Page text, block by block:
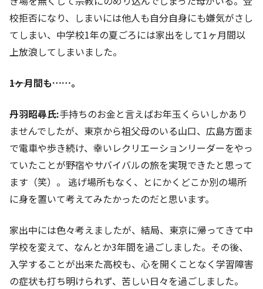
校拒否になり、しまいには他人も自分自身にも嫌気がさし
てしまい、中学校1年の夏ごろには家出をして1ヶ月間以
上放浪してしまいました。
――1ヶ月間も……。
丹羽昭尋氏:手持ちのお金と言えばお年玉くらいしかあり
ませんでしたが、東京から祖父母のいる山口、広島方面ま
で電車や歩き続け、幸いレクリエーションリーダーをやっ
ていたことが野宿やサバイバルの旅を実現できたと思って
ます（笑）。 逃げ場所もなく、とにかくどこか別の場所
に身を置いて考えてみたかったのだと思います。
家出中には色々考えましたが、結局、東京に帰ってきて中
学校を変えて、なんとか3年間を過ごしました。その後、
入学することが出来た高校も、心を開くことなく学習障害
の症状も打ち明けられず、苦しい日々を過ごしました。